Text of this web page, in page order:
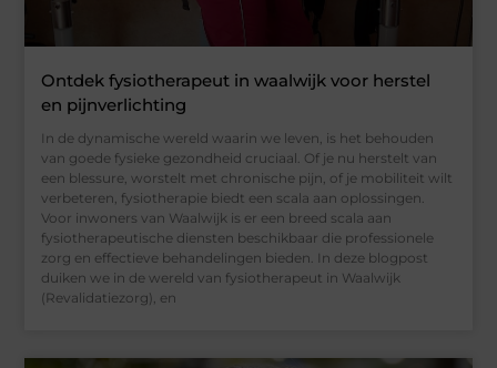
Ontdek fysiotherapeut in waalwijk voor herstel
en pijnverlichting
In de dynamische wereld waarin we leven, is het behouden
van goede fysieke gezondheid cruciaal. Of je nu herstelt van
een blessure, worstelt met chronische pijn, of je mobiliteit wilt
verbeteren, fysiotherapie biedt een scala aan oplossingen.
Voor inwoners van Waalwijk is er een breed scala aan
fysiotherapeutische diensten beschikbaar die professionele
zorg en effectieve behandelingen bieden. In deze blogpost
duiken we in de wereld van fysiotherapeut in Waalwijk
(Revalidatiezorg), en